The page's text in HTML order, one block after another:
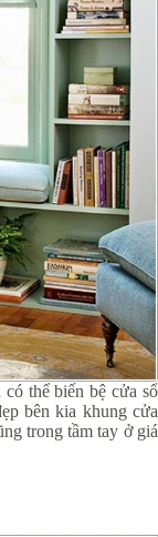
thể biến bệ cửa sổ
bên kia khung cửa
trong tầm tay ở giá